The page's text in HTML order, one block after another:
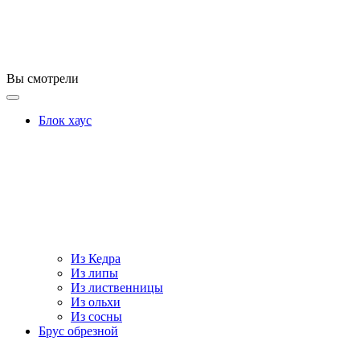
Вы смотрели
Блок хаус
Из Кедра
Из липы
Из лиственницы
Из ольхи
Из сосны
Брус обрезной